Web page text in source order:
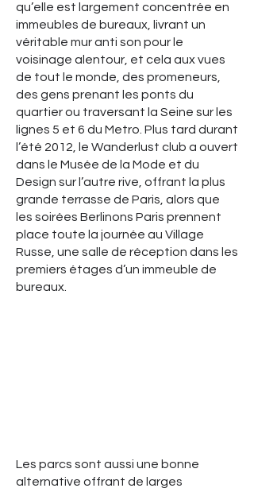
qu’elle est largement concentrée en
immeubles de bureaux, livrant un
véritable mur anti son pour le
voisinage alentour, et cela aux vues
de tout le monde, des promeneurs,
des gens prenant les ponts du
quartier ou traversant la Seine sur les
lignes 5 et 6 du Metro. Plus tard durant
l’été 2012, le Wanderlust club a ouvert
dans le Musée de la Mode et du
Design sur l’autre rive, offrant la plus
grande terrasse de Paris, alors que
les soirées Berlinons Paris prennent
place toute la journée au Village
Russe, une salle de réception dans les
premiers étages d’un immeuble de
bureaux.
Les parcs sont aussi une bonne
alternative offrant de larges